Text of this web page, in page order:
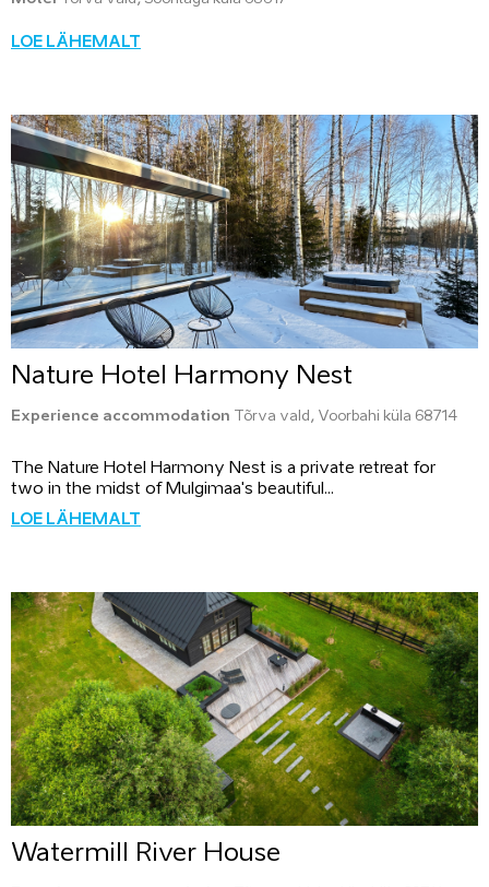
LOE LÄHEMALT
Nature Hotel Harmony Nest
Experience accommodation Tõrva vald, Voorbahi küla 68714
The Nature Hotel Harmony Nest is a private retreat for
two in the midst of Mulgimaa's beautiful...
LOE LÄHEMALT
Watermill River House